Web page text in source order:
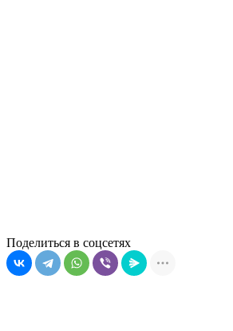
Поделиться в соцсетях